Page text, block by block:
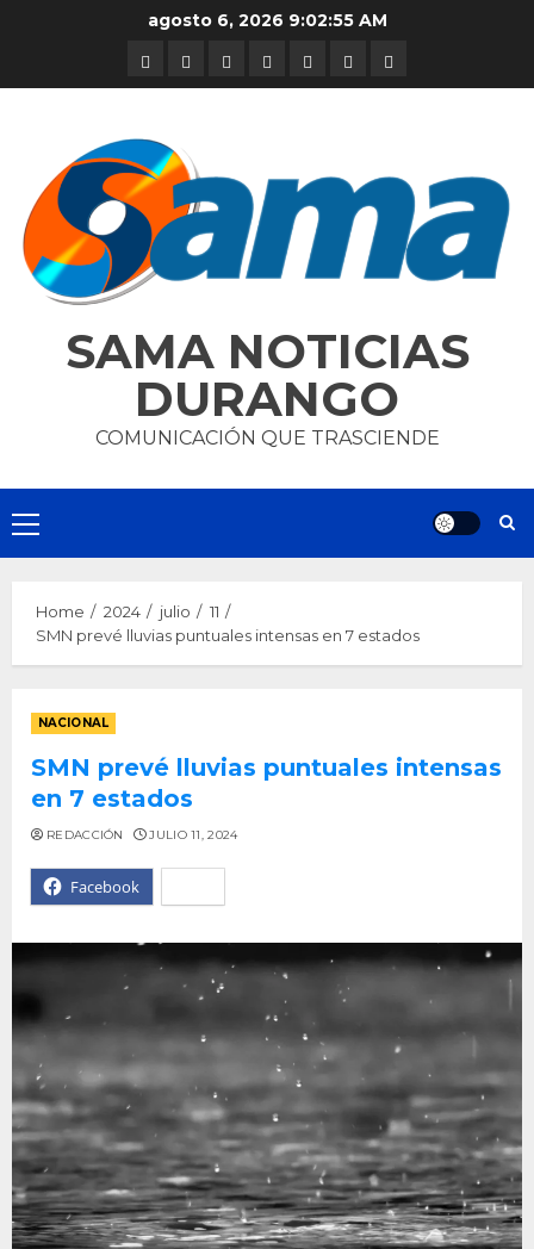
agosto 6, 2026 9:02:56 AM
DURANGO
NACIONAL
INTERNACIONAL
DEPORTES
ENTRETENIMIENTO
CIENCIA
Y
OPINION
SAMA NOTICIAS
DURANGO
COMUNICACIÓN QUE TRASCIENDE
Primary
Menu
Home 2024 julio
11
SMN prevé lluvias puntuales intensas en 7 estados
NACIONAL
SMN prevé lluvias puntuales intensas
en 7 estados
Facebook
REDACCIÓN JULIO 11, 2024